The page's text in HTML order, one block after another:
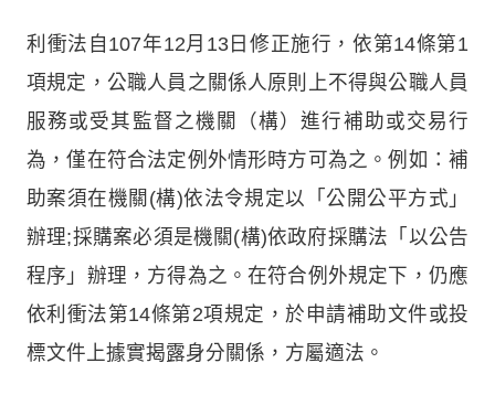
利衝法自107年12月13日修正施行，依第14條第1
項規定，公職人員之關係人原則上不得與公職人員
服務或受其監督之機關（構）進行補助或交易行
為，僅在符合法定例外情形時方可為之。例如：補
助案須在機關(構)依法令規定以「公開公平方式」
辦理;採購案必須是機關(構)依政府採購法「以公告
程序」辦理，方得為之。在符合例外規定下，仍應
依利衝法第14條第2項規定，於申請補助文件或投
標文件上據實揭露身分關係，方屬適法。